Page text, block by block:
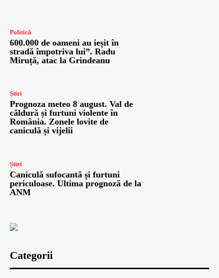
Politică
600.000 de oameni au ieșit în
stradă împotriva lui”. Radu
Miruță, atac la Grindeanu
Știri
Prognoza meteo 8 august. Val de
căldură și furtuni violente în
România. Zonele lovite de
caniculă și vijelii
Știri
Caniculă sufocantă și furtuni
periculoase. Ultima prognoză de la
ANM
Categorii